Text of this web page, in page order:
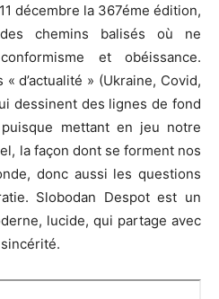
décembre la 367éme édition,
chemins balisés où ne
et obéissance.
d’actualité » (Ukraine, Covid,
dessinent des lignes de fond
mettant en jeu notre
la façon dont se forment nos
donc aussi les questions
Slobodan Despot est un
lucide, qui partage avec